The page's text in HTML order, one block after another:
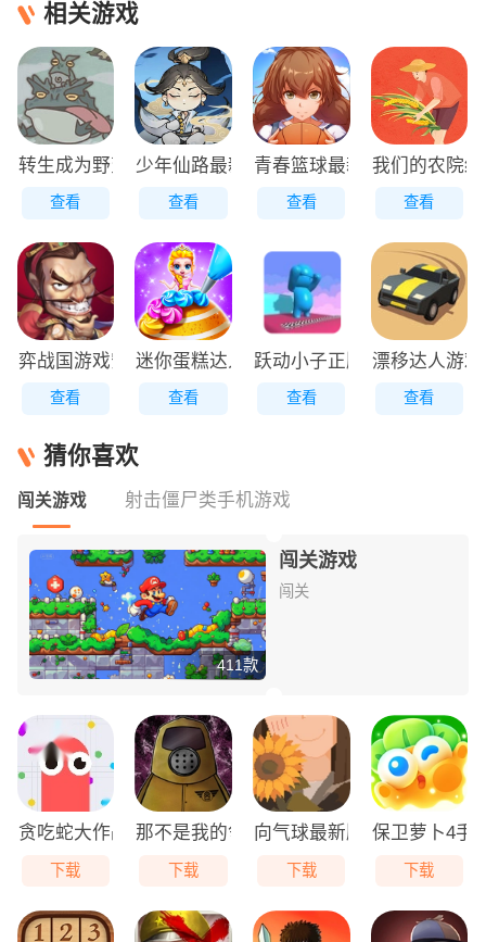
相关游戏
转生成为野蛮人正版
查看
少年仙路最新版
查看
青春篮球最新版
查看
我们的农院
查看
弈战国游戏安装包
查看
迷你蛋糕达人原版
查看
跃动小子正版
查看
漂移达人游
查看
猜你喜欢
闯关游戏 射击僵尸类手机游戏
闯关游戏
闯关
411款
贪吃蛇大作战免费版
下载
那不是我的邻居游戏无广告版
下载
向气球最新版
下载
保卫萝卜4手
下载